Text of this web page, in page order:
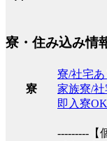
寮・住み込み情
寮
寮/社宅
家族寮/社
即入寮OK
---------【